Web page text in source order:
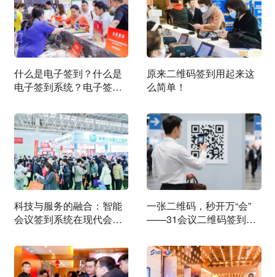
什么是电子签到？什么是
电子签到系统？电子签到
原来二维码签到用起来这
么简单！
科技与服务的融合：智能
会议签到系统在现代会议
一张二维码，秒开万“会”
——31会议二维码签到深